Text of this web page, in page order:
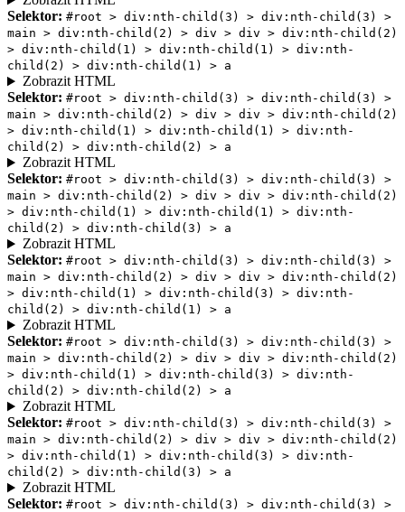
Selektor: #root > div:nth-child(3) > div:nth-child(3) >
main > div:nth-child(2) > div > div > div:nth-child(2)
> div:nth-child(1) > div:nth-child(1) > div:nth-
child(2) > div:nth-child(1) > a
Zobrazit HTML
Selektor: #root > div:nth-child(3) > div:nth-child(3) >
main > div:nth-child(2) > div > div > div:nth-child(2)
> div:nth-child(1) > div:nth-child(1) > div:nth-
child(2) > div:nth-child(2) > a
Zobrazit HTML
Selektor: #root > div:nth-child(3) > div:nth-child(3) >
main > div:nth-child(2) > div > div > div:nth-child(2)
> div:nth-child(1) > div:nth-child(1) > div:nth-
child(2) > div:nth-child(3) > a
Zobrazit HTML
Selektor: #root > div:nth-child(3) > div:nth-child(3) >
main > div:nth-child(2) > div > div > div:nth-child(2)
> div:nth-child(1) > div:nth-child(3) > div:nth-
child(2) > div:nth-child(1) > a
Zobrazit HTML
Selektor: #root > div:nth-child(3) > div:nth-child(3) >
main > div:nth-child(2) > div > div > div:nth-child(2)
> div:nth-child(1) > div:nth-child(3) > div:nth-
child(2) > div:nth-child(2) > a
Zobrazit HTML
Selektor: #root > div:nth-child(3) > div:nth-child(3) >
main > div:nth-child(2) > div > div > div:nth-child(2)
> div:nth-child(1) > div:nth-child(3) > div:nth-
child(2) > div:nth-child(3) > a
Zobrazit HTML
Selektor: #root > div:nth-child(3) > div:nth-child(3) >